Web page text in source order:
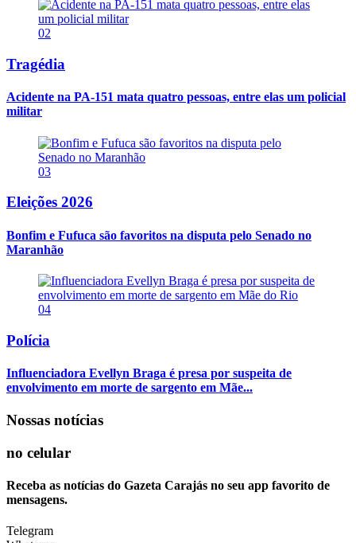
02
Tragédia
Acidente na PA-151 mata quatro pessoas, entre elas um policial
militar
03
Eleições 2026
Bonfim e Fufuca são favoritos na disputa pelo Senado no
Maranhão
04
Polícia
Influenciadora Evellyn Braga é presa por suspeita de
envolvimento em morte de sargento em Mãe...
Nossas notícias
no celular
Receba as notícias do Gazeta Carajás no seu app favorito de
mensagens.
Telegram